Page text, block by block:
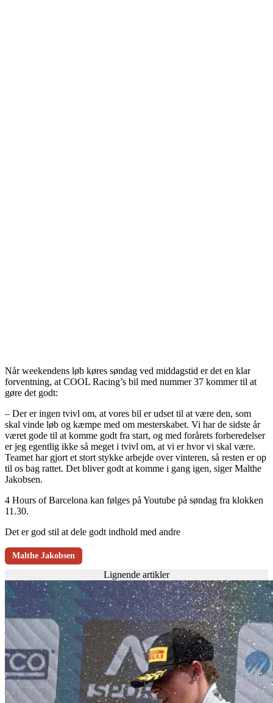
Når weekendens løb køres søndag ved middagstid er det en klar
forventning, at COOL Racing’s bil med nummer 37 kommer til at
gøre det godt:
– Der er ingen tvivl om, at vores bil er udset til at være den, som
skal vinde løb og kæmpe med om mesterskabet. Vi har de sidste år
været gode til at komme godt fra start, og med forårets forberedelser
er jeg egentlig ikke så meget i tvivl om, at vi er hvor vi skal være.
Teamet har gjort et stort stykke arbejde over vinteren, så resten er op
til os bag rattet. Det bliver godt at komme i gang igen, siger Malthe
Jakobsen.
4 Hours of Barcelona kan følges på Youtube på søndag fra klokken
11.30.
Det er god stil at dele godt indhold med andre
Malthe Jakobsen
Lignende artikler